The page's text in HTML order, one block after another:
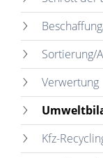
Sortierung/
Verwertung
Kfz-